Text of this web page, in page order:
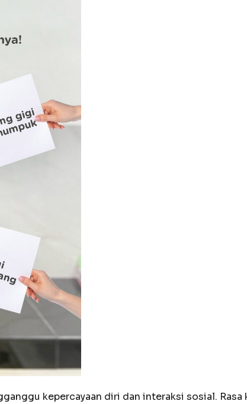
kepercayaan diri dan interaksi sosial. Rasa